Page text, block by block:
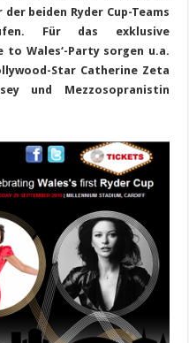
beiden Ryder Cup-Teams
Für das exklusive
to Wales‘-Party sorgen u.a.
Star Catherine Zeta
und Mezzosopranistin